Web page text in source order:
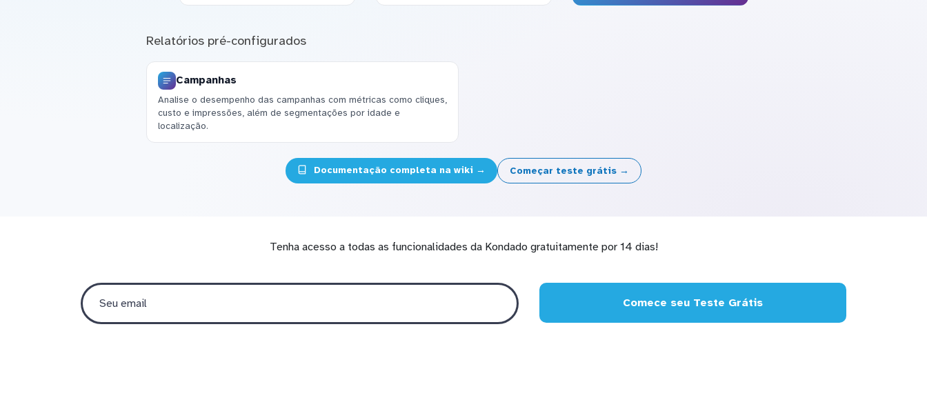
Relatórios pré-configurados
Campanhas
Analise o desempenho das campanhas com métricas como cliques,
custo e impressões, além de segmentações por idade e
localização.
Documentação completa na wiki → Começar teste grátis →
Tenha acesso a todas as funcionalidades da Kondado gratuitamente por 14 dias!
Comece seu Teste Grátis